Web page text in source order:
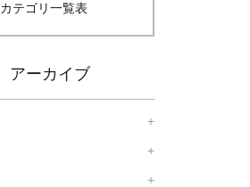
カテゴリ一覧表
アーカイブ